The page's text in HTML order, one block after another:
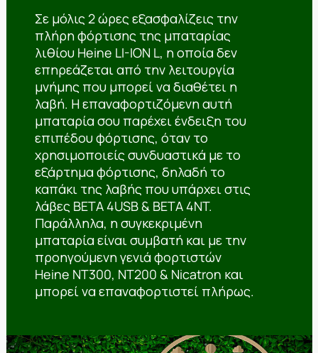
Σε μόλις 2 ώρες εξασφαλίζεις την
πλήρη φόρτισης της μπαταρίας
λιθίου Heine LI-ION L, η οποία δεν
επηρεάζεται από την λειτουργία
μνήμης που μπορεί να διαθέτει η
λαβή. Η επαναφορτιζόμενη αυτή
μπαταρία σου παρέχει ένδειξη του
επιπέδου φόρτισης, όταν το
χρησιμοποιείς συνδυαστικά με το
εξάρτημα φόρτισης, δηλαδή το
καπάκι της λαβής που υπάρχει στις
λάβες BETA 4USB & BETA 4NT.
Παράλληλα, η συγκεκριμένη
μπαταρία είναι συμβατή και με την
προηγούμενη γενιά φορτιστών
Heine NT300, NT200 & Nicatron και
μπορεί να επαναφορτιστεί πλήρως.